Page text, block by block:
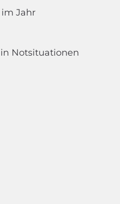
im Jahr
Notsituationen